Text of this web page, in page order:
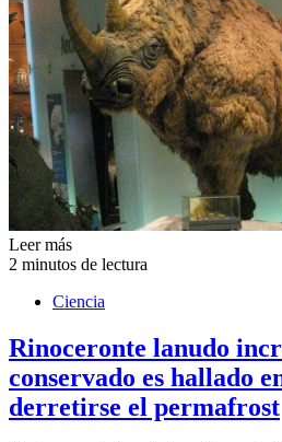
Leer más
2 minutos de lectura
Ciencia
Rinoceronte lanudo
conservado es hallado
derretirse el permafrost